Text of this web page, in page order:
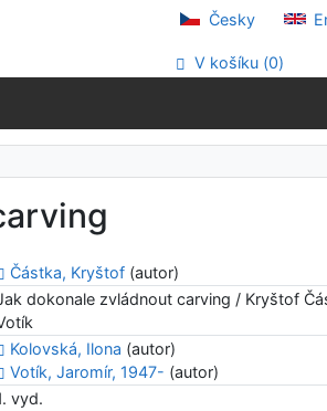
Česky
V košíku (0)
Částka, Kryštof (autor)
dokonale zvládnout carving / Kryštof
Kolovská, Ilona (autor)
Votík, Jaromír, 1947- (autor)
vyd.